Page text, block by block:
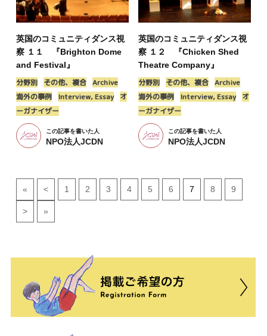
英国のコミュニティダンス視
察 １１ 『Brighton Dome
and Festival』
分野別 その他、複合 Archive
海外の事例
Interview, Essay
オ
ーガナイザー
この記事を書いた人
NPO法人JCDN
英国のコミュニティダンス視
察 １２ 『Chicken Shed
Theatre Company』
分野別 その他、複合 Archive
海外の事例
Interview, Essay
オ
ーガナイザー
この記事を書いた人
NPO法人JCDN
« < 1 2 3 4 5 6 7 8 9
> »